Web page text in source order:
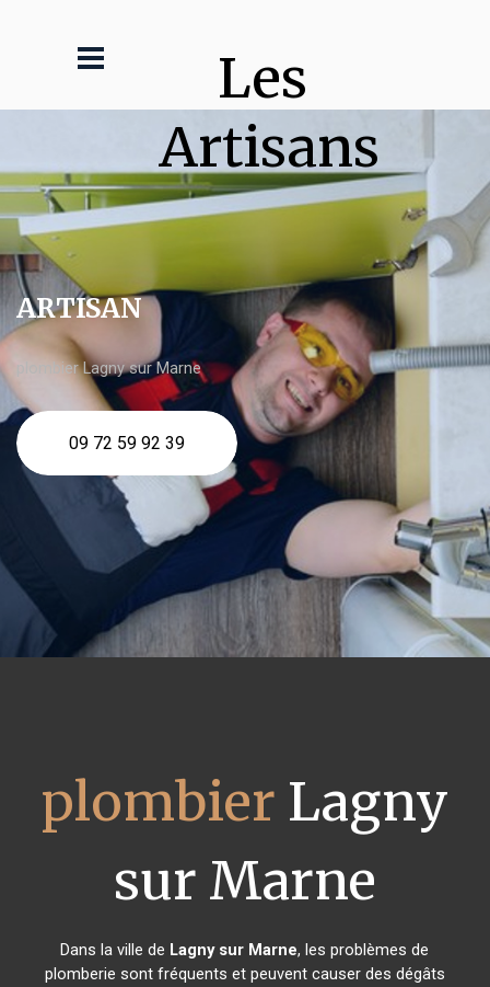
Les
Artisans
ARTISAN
plombier Lagny sur Marne
09 72 59 92 39
plombier Lagny
sur Marne
Dans la ville de Lagny sur Marne, les problèmes de
plomberie sont fréquents et peuvent causer des dégâts